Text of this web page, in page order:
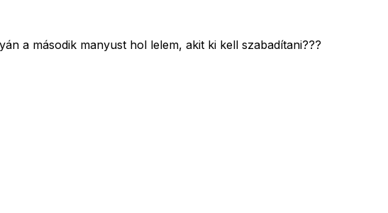
a második manyust hol lelem, akit ki kell szabadítani???